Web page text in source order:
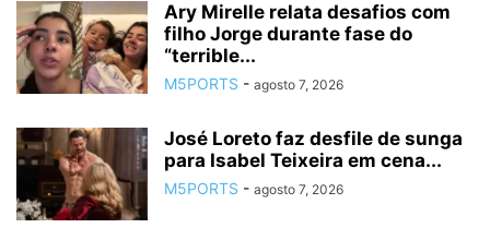
Ary Mirelle relata desafios com
filho Jorge durante fase do
“terrible...
M5PORTS - agosto 7, 2026
José Loreto faz desfile de sunga
para Isabel Teixeira em cena...
M5PORTS - agosto 7, 2026